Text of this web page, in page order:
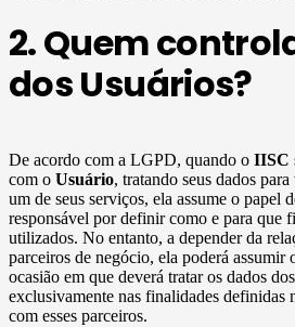
2. Quem
dos Usuários?
De acordo com a LGPD, quando o IISC
com o Usuário, tratando seus dados
um de seus serviços, ela assume o papel
responsável por definir como e para que
utilizados. No entanto, a depender da
parceiros de negócio, ela poderá assumir
ocasião em que deverá tratar os dados dos
exclusivamente nas finalidades definidas
com esses parceiros.